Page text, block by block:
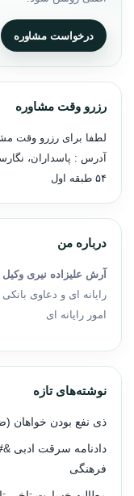
درخواست مشاوره
رزرو وقت مشاوره
لطفا برای رزرو وقت
آدرس : پاسداران،
۵۴ طبقه اول
درباره من
آرش علیزاده نیری
امور رایانه ای
نوشته‌های تازه
ذی نفع بودن خواهان
فرهنگی